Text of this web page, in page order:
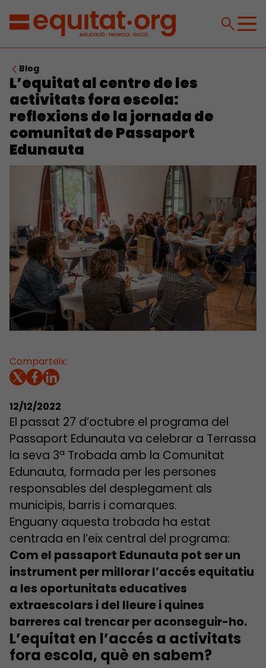
Blog
L’equitat al centre de les
activitats fora escola:
reflexions de la jornada de
comunitat de Passaport
Edunauta
Comparteix:
12/12/2022
El passat 27 d’octubre el programa del
Passaport Edunauta va celebrar a Terrassa
la seva 3ª Trobada amb la Comunitat
Edunauta, formada per les persones
responsables del desplegament als
municipis, barris i comarques.
Enguany aquesta trobada ha estat
centrada en l’eix central del programa:
Com el passaport Edunauta pot ser un
instrument per millorar l’accés equitatiu
a les oportunitats educatives
extraescolars i del lleure i quines
barreres cal trencar per aconseguir-ho.
L’equitat en l’accés a activitats
fora escola, què en sabem?